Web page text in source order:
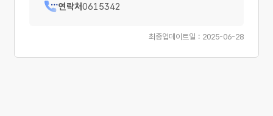
연락처0615342
최종업데이트일 : 2025-06-28